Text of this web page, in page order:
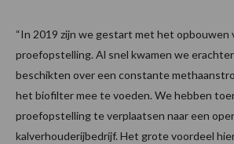
“In 2019 zijn we gestart met het opbouwen
proefopstelling. Al snel kwamen we
beschikten over een constante
het biofilter mee te voeden. We hebben
proefopstelling te verplaatsen naar een
kalverhouderijbedrijf. Het grote voordeel